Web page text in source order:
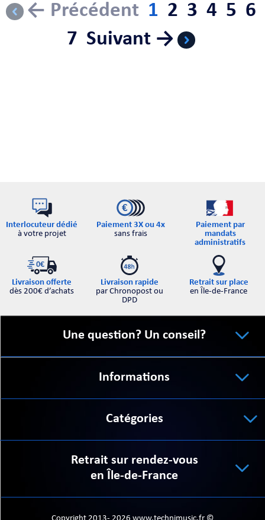
← Précédent 1 2 3 4 5 6
7 Suivant →
Interlocuteur dédié
à votre projet
Paiement 3X ou 4x
sans frais
Paiement par
mandats
administratifs
Livraison offerte
dès 200€ d’achats
Livraison rapide
par Chronopost ou
DPD
Retrait sur place
en Île-de-France
Une question? Un conseil?
Informations
Catégories
Retrait sur rendez-vous
en Île-de-France